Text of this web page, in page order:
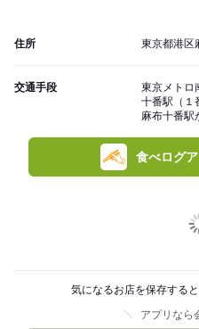
住所 東京都港区
交通手段
東京メト
十番駅（１
麻布十番駅
食べログ
気になるお店を保存する
アプリなら